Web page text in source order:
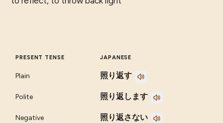
PRESENT TENSE JAPANESE
Plain 照り返す
Polite 照り返します
Negative 照り返さない